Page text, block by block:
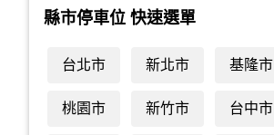
縣市停車位 快速選單
台北市 新北市 基隆市
桃園市 新竹市 台中市